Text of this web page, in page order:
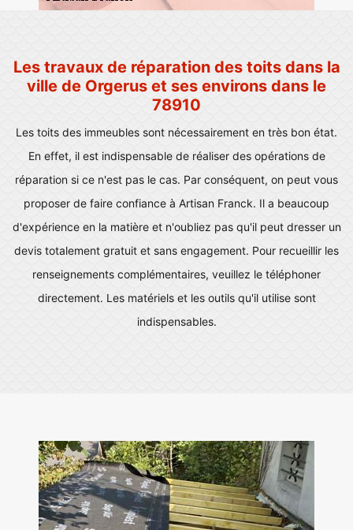
Les travaux de réparation des toits dans la
ville de Orgerus et ses environs dans le
78910
Les toits des immeubles sont nécessairement en très bon état.
En effet, il est indispensable de réaliser des opérations de
réparation si ce n'est pas le cas. Par conséquent, on peut vous
proposer de faire confiance à Artisan Franck. Il a beaucoup
d'expérience en la matière et n'oubliez pas qu'il peut dresser un
devis totalement gratuit et sans engagement. Pour recueillir les
renseignements complémentaires, veuillez le téléphoner
directement. Les matériels et les outils qu'il utilise sont
indispensables.